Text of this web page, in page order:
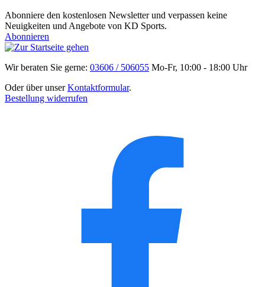
Abonniere den kostenlosen Newsletter und verpassen keine
Neuigkeiten und Angebote von KD Sports.
Abonnieren
Wir beraten Sie gerne: 03606 / 506055 Mo-Fr, 10:00 - 18:00 Uhr
Oder über unserKontaktformular.
Bestellung widerrufen